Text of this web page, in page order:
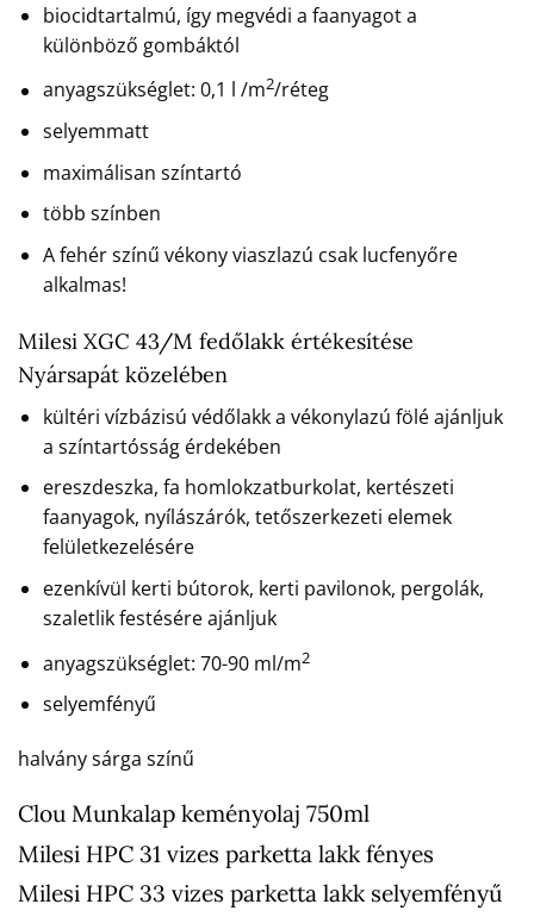
biocidtartalmú, így megvédi a faanyagot a
különböző gombáktól
anyagszükséglet: 0,1 l /m2/réteg
selyemmatt
maximálisan színtartó
több színben
A fehér színű vékony viaszlazú csak lucfenyőre
alkalmas!
Milesi XGC 43/M fedőlakk értékesítése
Nyársapát közelében
kültéri vízbázisú védőlakk a vékonylazú fölé ajánljuk
a színtartósság érdekében
ereszdeszka, fa homlokzatburkolat, kertészeti
faanyagok, nyílászárók, tetőszerkezeti elemek
felületkezelésére
ezenkívül kerti bútorok, kerti pavilonok, pergolák,
szaletlik festésére ajánljuk
anyagszükséglet: 70-90 ml/m2
selyemfényű
halvány sárga színű
Clou Munkalap keményolaj 750ml
Milesi HPC 31 vizes parketta lakk fényes
Milesi HPC 33 vizes parketta lakk selyemfényű